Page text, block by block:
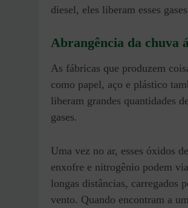
diesel, eles liberam esses
Abrangência da chuva
As fábricas que produzem
como papel, aço e plástico
liberam grandes quantidades
gases.
Uma vez no ar, esses óxidos de
enxofre e nitrogênio podem
longas distâncias, carregados
vento. Quando encontram a